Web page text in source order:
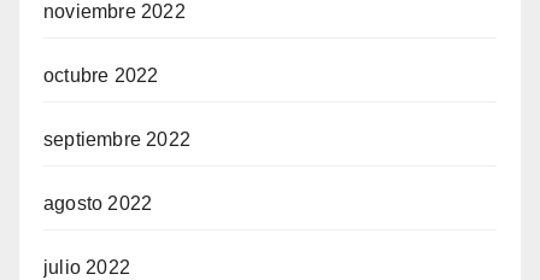
noviembre 2022
octubre 2022
septiembre 2022
agosto 2022
julio 2022